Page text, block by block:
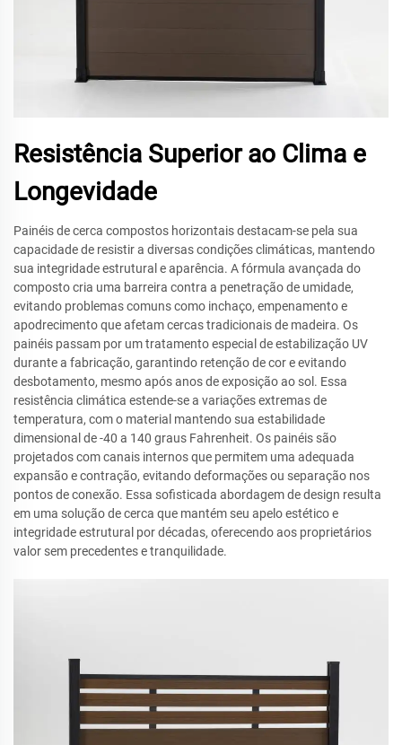
Resistência Superior ao Clima e
Longevidade
Painéis de cerca compostos horizontais destacam-se pela sua
capacidade de resistir a diversas condições climáticas, mantendo
sua integridade estrutural e aparência. A fórmula avançada do
composto cria uma barreira contra a penetração de umidade,
evitando problemas comuns como inchaço, empenamento e
apodrecimento que afetam cercas tradicionais de madeira. Os
painéis passam por um tratamento especial de estabilização UV
durante a fabricação, garantindo retenção de cor e evitando
desbotamento, mesmo após anos de exposição ao sol. Essa
resistência climática estende-se a variações extremas de
temperatura, com o material mantendo sua estabilidade
dimensional de -40 a 140 graus Fahrenheit. Os painéis são
projetados com canais internos que permitem uma adequada
expansão e contração, evitando deformações ou separação nos
pontos de conexão. Essa sofisticada abordagem de design resulta
em uma solução de cerca que mantém seu apelo estético e
integridade estrutural por décadas, oferecendo aos proprietários
valor sem precedentes e tranquilidade.